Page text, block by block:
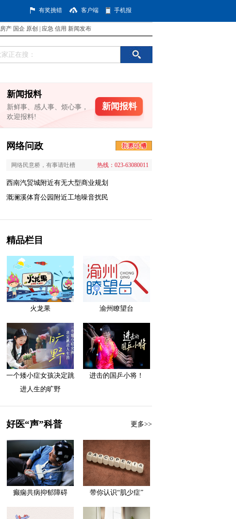
有奖挑错 客户端 手机报
房产 国企 原创 应急 信用 新闻发布
新闻报料
新鲜事、感人事、烦心事，
欢迎报料!
新闻报料
网络问政
网络民意桥，有事请吐槽 热线：023-63080011
西南汽贸城附近有无大型商业规划
溉澜溪体育公园附近工地噪音扰民
精品栏目
火龙果 渝州瞭望台
一个矮小症女孩决定跳
进人生的旷野
进击的国乒小将！
好医“声”科普 更多>>
癫痫共病抑郁障碍 带你认识“肌少症”